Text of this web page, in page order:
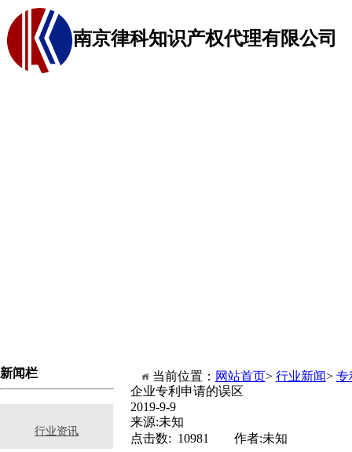
当前位置： 网站首页> 行业新闻> 专
新闻栏
企业专利申请的误区
2019-9-9
来源:未知
点击数: 10981 作者:未知
南京律科知识产权代理有限公司
行业资讯